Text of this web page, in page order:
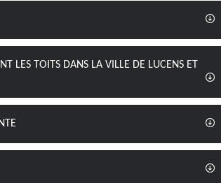
LES TOITS DANS LA VILLE DE LUCENS ET